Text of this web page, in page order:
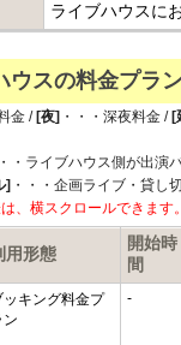
ライブハウスに
ウスの料金プラ
金 / [夜] ・・・深夜料金 / [
・ライブハウス側が出演
] ・・・企画ライブ・貸し
、横スクロールできます。
用形態
開始時
間
ッキング料金プ
ン
-